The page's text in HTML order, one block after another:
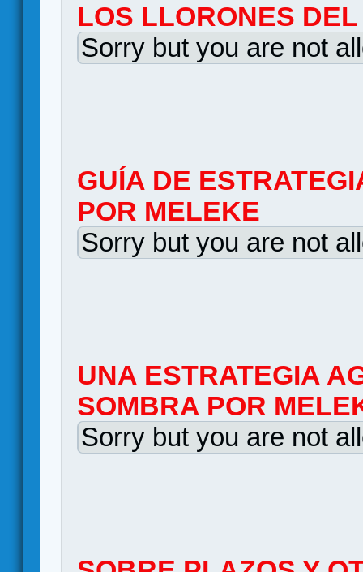
LOS LLORONES
Sorry but you are not
GUÍA DE
POR MELEKE
Sorry but you are not
UNA ESTRATEGIA
SOMBRA POR
Sorry but you are not